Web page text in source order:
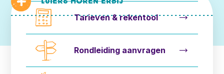
Tarieven & rekentool
Rondleiding aanvragen